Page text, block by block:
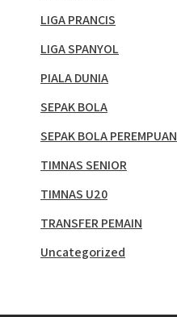
LIGA PRANCIS
LIGA SPANYOL
PIALA DUNIA
SEPAK BOLA
SEPAK BOLA PEREMPUAN
TIMNAS SENIOR
TIMNAS U20
TRANSFER PEMAIN
Uncategorized